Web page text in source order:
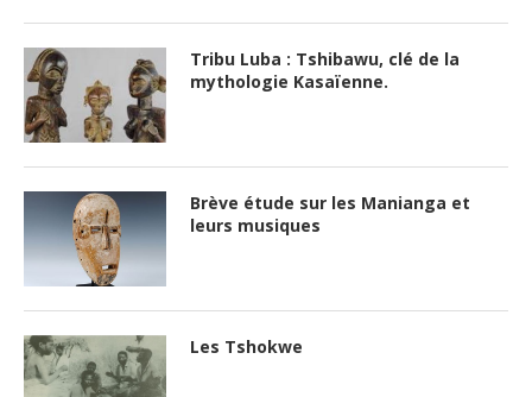
Tribu Luba : Tshibawu, clé de la
mythologie Kasaïenne.
Brève étude sur les Manianga et
leurs musiques
Les Tshokwe